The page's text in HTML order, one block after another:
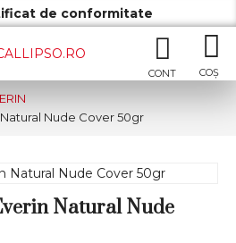
de conformitate
Nude Cover 50gr
Natural Nude